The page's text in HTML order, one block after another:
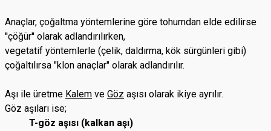
Anaçlar, çoğaltma yöntemlerine göre tohumdan elde edilirse
''çöğür'' olarak adlandırılırken,
vegetatif yöntemlerle (çelik, daldırma, kök sürgünleri gibi)
çoğaltılırsa "klon anaçlar" olarak adlandırılır.
Aşı ile üretme Kalem ve Göz aşısı olarak ikiye ayrılır.
Göz aşıları ise;
T-göz aşısı (kalkan aşı)